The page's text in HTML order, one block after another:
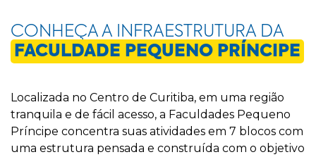
CONHEÇA A INFRAESTRUTURA DA
FACULDADE PEQUENO PRÍNCIPE
Localizada no Centro de Curitiba, em uma região
tranquila e de fácil acesso, a Faculdades Pequeno
Príncipe concentra suas atividades em 7 blocos com
uma estrutura pensada e construída com o objetivo